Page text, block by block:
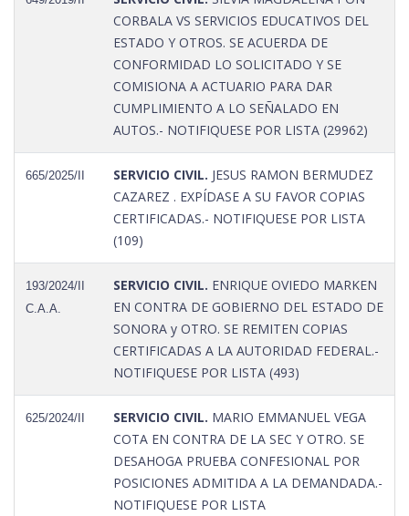
CORBALA VS SERVICIOS EDUCATIVOS DEL
ESTADO Y OTROS. SE ACUERDA DE
CONFORMIDAD LO SOLICITADO Y SE
COMISIONA A ACTUARIO PARA DAR
CUMPLIMIENTO A LO SEÑALADO EN
AUTOS.- NOTIFIQUESE POR LISTA (29962)
665/2025/II SERVICIO CIVIL. JESUS RAMON BERMUDEZ
CAZAREZ . EXPÍDASE A SU FAVOR COPIAS
CERTIFICADAS.- NOTIFIQUESE POR LISTA
(109)
193/2024/II
C.A.A.
SERVICIO CIVIL. ENRIQUE OVIEDO MARKEN
EN CONTRA DE GOBIERNO DEL ESTADO DE
SONORA y OTRO. SE REMITEN COPIAS
CERTIFICADAS A LA AUTORIDAD FEDERAL.-
NOTIFIQUESE POR LISTA (493)
625/2024/II SERVICIO CIVIL. MARIO EMMANUEL VEGA
COTA EN CONTRA DE LA SEC Y OTRO. SE
DESAHOGA PRUEBA CONFESIONAL POR
POSICIONES ADMITIDA A LA DEMANDADA.-
NOTIFIQUESE POR LISTA